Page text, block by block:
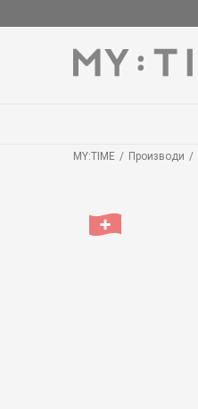
MY:TIME Производи